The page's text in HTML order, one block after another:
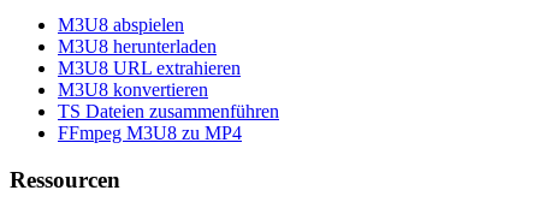
M3U8 abspielen
M3U8 herunterladen
M3U8 URL extrahieren
M3U8 konvertieren
TS Dateien zusammenführen
FFmpeg M3U8 zu MP4
Ressourcen